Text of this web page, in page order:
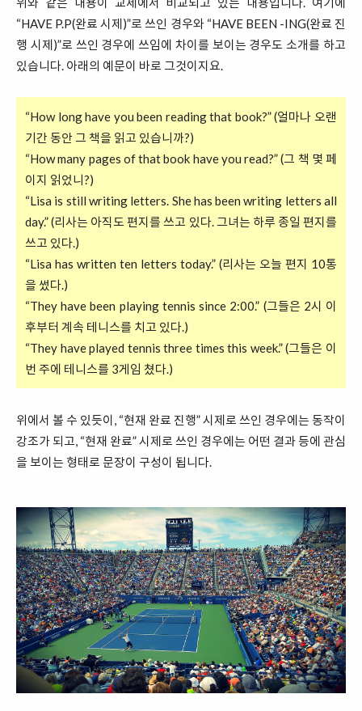
“HAVE P.P(완료 시제)”로 쓰인 경우와 “HAVE BEEN -ING(완료 진
행 시제)”로 쓰인 경우에 쓰임에 차이를 보이는 경우도 소개를 하고
있습니다. 아래의 예문이 바로 그것이지요.
“How long have you been reading that book?” (얼마나 오랜
기간 동안 그 책을 읽고 있습니까?)
“How many pages of that book have you read?” (그 책 몇 페
이지 읽었니?)
“Lisa is still writing letters. She has been writing letters all
day.” (리사는 아직도 편지를 쓰고 있다. 그녀는 하루 종일 편지를
쓰고 있다.)
“Lisa has written ten letters today.” (리사는 오늘 편지 10통
을 썼다.)
“They have been playing tennis since 2:00.” (그들은 2시 이
후부터 계속 테니스를 치고 있다.)
“They have played tennis three times this week.” (그들은 이
번 주에 테니스를 3게임 쳤다.)
위에서 볼 수 있듯이, “현재 완료 진행” 시제로 쓰인 경우에는 동작이
강조가 되고, “현재 완료” 시제로 쓰인 경우에는 어떤 결과 등에 관심
을 보이는 형태로 문장이 구성이 됩니다.